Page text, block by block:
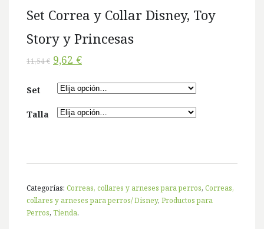
Set Correa y Collar Disney, Toy
Story y Princesas
11,54 € 9,62 €
Set
Talla
Categorías: Correas, collares y arneses para perros, Correas,
collares y arneses para perros/ Disney, Productos para
Perros, Tienda.